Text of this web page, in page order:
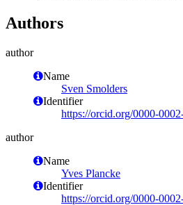
Authors
author
Name
Sven Smolders
Identifier
https://orcid.org/0000-
author
Name
Yves Plancke
Identifier
https://orcid.org/0000-